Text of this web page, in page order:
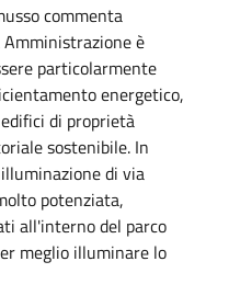
commenta
è
particolarmente
energetico,
di proprietà
sostenibile. In
di via
potenziata,
all'interno del parco
meglio illuminare lo